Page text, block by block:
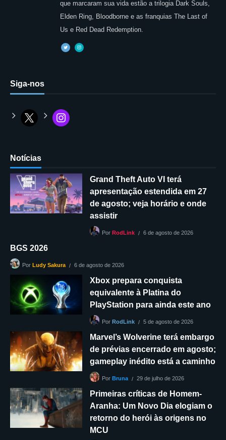
que marcaram sua vida estão a trilogia Dark Souls,
Elden Ring, Bloodborne e as franquias The Last of
Us e Red Dead Redemption.
Siga-nos
Notícias
Grand Theft Auto VI terá
apresentação estendida em 27
de agosto; veja horário e onde
assistir
Por RodLink 6 de agosto de 2026
BGS 2026
Por Ludy Sakura 6 de agosto de 2026
Xbox prepara conquista
equivalente à Platina do
PlayStation para ainda este ano
Por RodLink 5 de agosto de 2026
Marvel’s Wolverine terá embargo
de prévias encerrado em agosto;
gameplay inédito está a caminho
Por Bruna 29 de julho de 2026
Primeiras críticas de Homem-
Aranha: Um Novo Dia elogiam o
retorno do herói às origens no
MCU